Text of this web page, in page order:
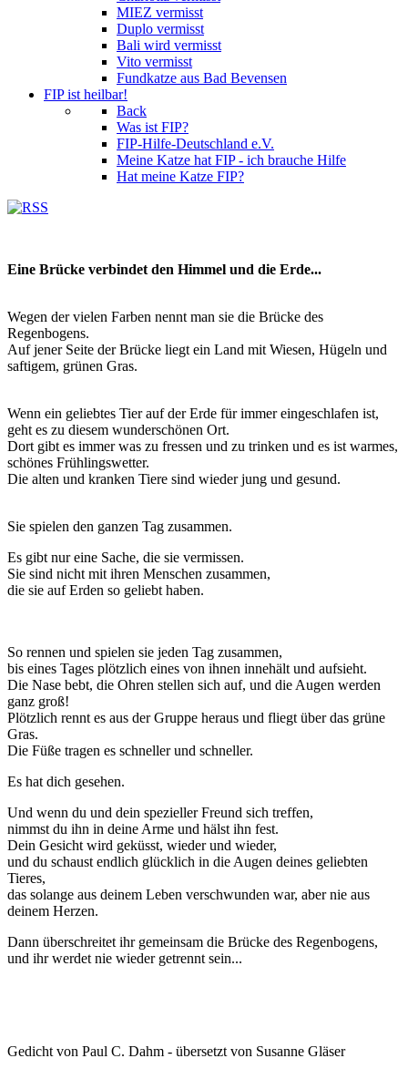
MIEZ vermisst
Duplo vermisst
Bali wird vermisst
Vito vermisst
Fundkatze aus Bad Bevensen
FIP ist heilbar!
Back
Was ist FIP?
FIP-Hilfe-Deutschland e.V.
Meine Katze hat FIP - ich brauche Hilfe
Hat meine Katze FIP?
Eine Brücke verbindet den Himmel und die Erde...
Wegen der vielen Farben nennt man sie die Brücke des
Regenbogens.
Auf jener Seite der Brücke liegt ein Land mit Wiesen, Hügeln und
saftigem, grünen Gras.
Wenn ein geliebtes Tier auf der Erde für immer eingeschlafen ist,
geht es zu diesem wunderschönen Ort.
Dort gibt es immer was zu fressen und zu trinken und es ist warmes,
schönes Frühlingswetter.
Die alten und kranken Tiere sind wieder jung und gesund.
Sie spielen den ganzen Tag zusammen.
Es gibt nur eine Sache, die sie vermissen.
Sie sind nicht mit ihren Menschen zusammen,
die sie auf Erden so geliebt haben.
So rennen und spielen sie jeden Tag zusammen,
bis eines Tages plötzlich eines von ihnen innehält und aufsieht.
Die Nase bebt, die Ohren stellen sich auf, und die Augen werden
ganz groß!
Plötzlich rennt es aus der Gruppe heraus und fliegt über das grüne
Gras.
Die Füße tragen es schneller und schneller.
Es hat dich gesehen.
Und wenn du und dein spezieller Freund sich treffen,
nimmst du ihn in deine Arme und hälst ihn fest.
Dein Gesicht wird geküsst, wieder und wieder,
und du schaust endlich glücklich in die Augen deines geliebten
Tieres,
das solange aus deinem Leben verschwunden war, aber nie aus
deinem Herzen.
Dann überschreitet ihr gemeinsam die Brücke des Regenbogens,
und ihr werdet nie wieder getrennt sein...
Gedicht von Paul C. Dahm - übersetzt von Susanne Gläser